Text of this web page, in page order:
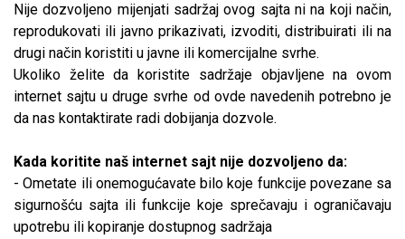
Nije dozvoljeno mijenjati sadržaj ovog sajta ni na koji način,
reprodukovati ili javno prikazivati, izvoditi, distribuirati ili na
drugi način koristiti u javne ili komercijalne svrhe.
Ukoliko želite da koristite sadržaje objavljene na ovom
internet sajtu u druge svrhe od ovde navedenih potrebno je
da nas kontaktirate radi dobijanja dozvole.
Kada koritite naš internet sajt nije dozvoljeno da:
- Ometate ili onemogućavate bilo koje funkcije povezane sa
sigurnošću sajta ili funkcije koje sprečavaju i ograničavaju
upotrebu ili kopiranje dostupnog sadržaja